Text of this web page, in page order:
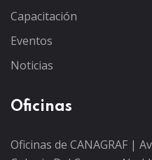
Capacitación
Eventos
Noticias
Oficinas
Oficinas de CANAGRAF |